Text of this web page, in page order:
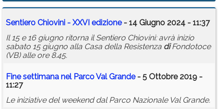
Calendario
Annunci
Sentiero Chiovini - XXVI edizione- 14 Giugno 2024 - 11:37
Il 15 e 16 giugno ritorna il Sentiero Chiovini: avrà inizio
sabato 15 giugno alla Casa della Resistenza diFondotoce
(VB) alle ore 8.45.
Fine settimana nel Parco Val Grande- 5 Ottobre 2019 -
11:27
Le iniziative del weekend dal Parco Nazionale Val Grande.